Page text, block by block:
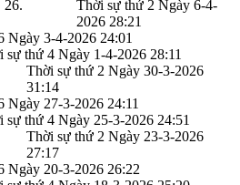
Thời sự thứ 2 Ngày 6-4-
2026 28:21
Ngày 3-4-2026 24:01
sự thứ 4 Ngày 1-4-2026 28:11
Thời sự thứ 2 Ngày 30-3-2026
31:14
Ngày 27-3-2026 24:11
sự thứ 4 Ngày 25-3-2026 24:51
Thời sự thứ 2 Ngày 23-3-2026
27:17
Ngày 20-3-2026 26:22